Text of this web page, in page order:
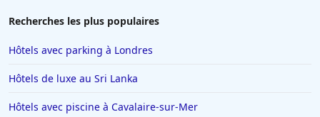
Recherches les plus populaires
Hôtels avec parking à Londres
Hôtels de luxe au Sri Lanka
Hôtels avec piscine à Cavalaire-sur-Mer